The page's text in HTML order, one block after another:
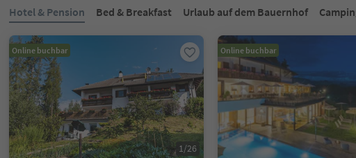
Hotel & Pension Bed & Breakfast Urlaub auf dem Bauernhof
Online buchbar
1/26
Online buchbar